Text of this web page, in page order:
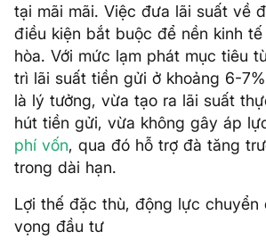
tại mãi mãi. Việc đưa lãi suất về
điều kiện bắt buộc để nền kinh tế
hòa. Với mức lạm phát mục tiêu
trì lãi suất tiền gửi ở khoảng 6-
là lý tưởng, vừa tạo ra lãi suất
hút tiền gửi, vừa không gây áp
phí vốn, qua đó hỗ trợ đà tăng
trong dài hạn.
Lợi thế đặc thù, động lực chuyển
vọng đầu tư